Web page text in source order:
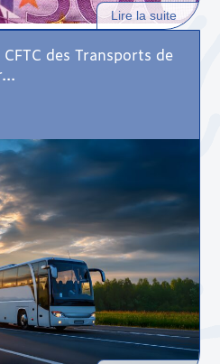
Lire la suite
des Transports de